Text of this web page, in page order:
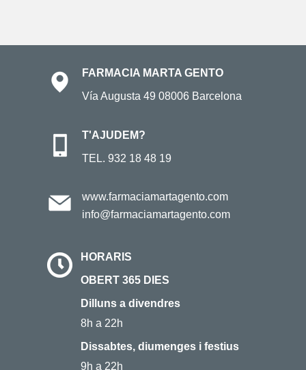
FARMACIA MARTA GENTO
Vía Augusta 49 08006 Barcelona
T'AJUDEM?
TEL.932 18 48 19
www.farmaciamartagento.com
info@farmaciamartagento.com
HORARIS
OBERT 365 DIES
Dilluns a divendres
8h a 22h
Dissabtes, diumenges i festius
9h a 22h